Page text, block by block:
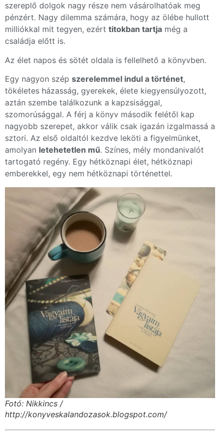
szereplő dolgok nagy része nem vásárolhatóak meg
pénzért. Nagy dilemma számára, hogy az ölébe hullott
milliókkal mit tegyen, ezért titokban tartja még a
családja előtt is.
Az élet napos és sötét oldala is fellelhető a könyvben.
Egy nagyon szép szerelemmel indul a történet,
tökéletes házasság, gyerekek, élete kiegyensúlyozott,
aztán szembe találkozunk a kapzsisággal,
szomorúsággal. A férj a könyv második felétől kap
nagyobb szerepet, akkor válik csak igazán izgalmassá a
sztori. Az első oldaltól kezdve leköti a figyelmünket,
amolyan letehetetlen mű. Színes, mély mondanivalót
tartogató regény. Egy hétköznapi élet, hétköznapi
emberekkel, egy nem hétköznapi történettel.
Fotó: Nikkincs /
http://konyveskalandozasok.blogspot.com/